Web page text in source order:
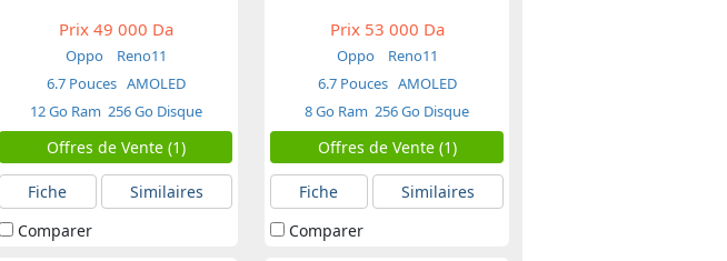
Prix49 000 Da
Oppo
Reno11
6.7 Pouces AMOLED
12 Go Ram 256 Go Disque
Offres de Vente (1)
Fiche
Similaires
Comparer
Prix53 000 Da
Oppo
Reno11
6.7 Pouces AMOLED
8 Go Ram 256 Go Disque
Offres de Vente (1)
Fiche
Similaires
Comparer